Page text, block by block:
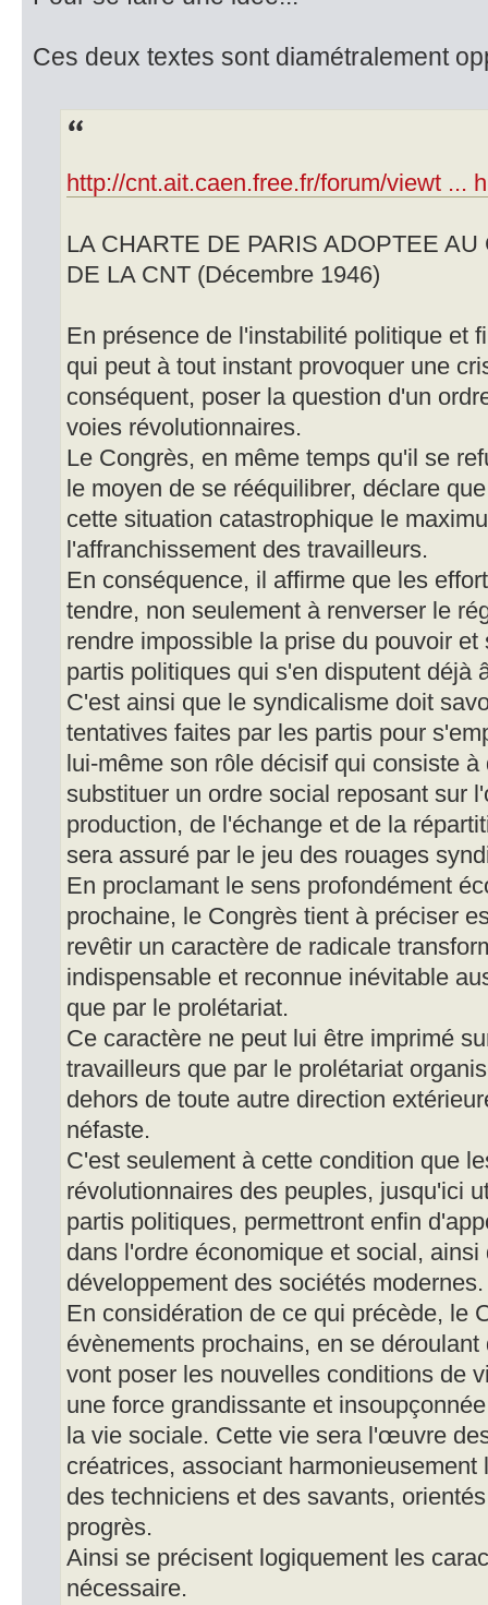
Ces deux textes sont diamétralement
http://cnt.ait.caen.free.fr/forum/viewt ...
LA CHARTE DE PARIS ADOPTEE
DE LA CNT (Décembre 1946)
En présence de l'instabilité politique et
qui peut à tout instant provoquer une
conséquent, poser la question d'un
voies révolutionnaires.
Le Congrès, en même temps qu'il se
le moyen de se rééquilibrer, déclare
cette situation catastrophique le
l'affranchissement des travailleurs.
En conséquence, il affirme que les
tendre, non seulement à renverser le
rendre impossible la prise du pouvoir
partis politiques qui s'en disputent déjà
C'est ainsi que le syndicalisme doit
tentatives faites par les partis pour
lui-même son rôle décisif qui consiste
substituer un ordre social reposant sur
production, de l'échange et de la
sera assuré par le jeu des rouages
En proclamant le sens profondément
prochaine, le Congrès tient à préciser
revêtir un caractère de radicale
indispensable et reconnue inévitable
que par le prolétariat.
Ce caractère ne peut lui être imprimé
travailleurs que par le prolétariat
dehors de toute autre direction
néfaste.
C'est seulement à cette condition que
révolutionnaires des peuples, jusqu'ici
partis politiques, permettront enfin
dans l'ordre économique et social, ainsi
développement des sociétés modernes.
En considération de ce qui précède, le
évènements prochains, en se
vont poser les nouvelles conditions de
une force grandissante et
la vie sociale. Cette vie sera l'œuvre
créatrices, associant
des techniciens et des savants,
progrès.
Ainsi se précisent logiquement les
nécessaire.